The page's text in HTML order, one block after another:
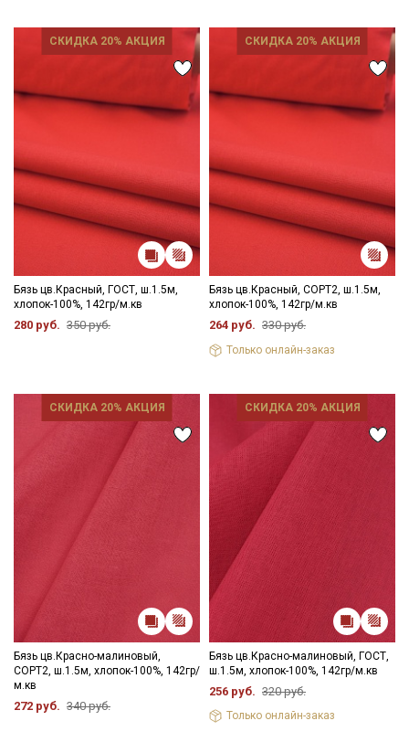
СКИДКА 20% АКЦИЯ
Бязь цв.Красный, ГОСТ, ш.1.5м,
хлопок-100%, 142гр/м.кв
280 руб. 350 руб.
СКИДКА 20% АКЦИЯ
Бязь цв.Красный, СОРТ2, ш.1.5м,
хлопок-100%, 142гр/м.кв
264 руб. 330 руб.
Только онлайн-заказ
СКИДКА 20% АКЦИЯ
Бязь цв.Красно-малиновый,
СОРТ2, ш.1.5м, хлопок-100%, 142гр/
м.кв
272 руб. 340 руб.
СКИДКА 20% АКЦИЯ
Бязь цв.Красно-малиновый, ГОСТ,
ш.1.5м, хлопок-100%, 142гр/м.кв
256 руб. 320 руб.
Только онлайн-заказ